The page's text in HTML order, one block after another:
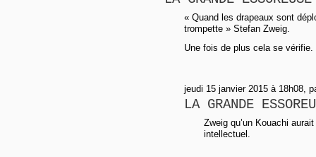
« Quand les drapeaux sont
trompette » Stefan Zweig.
Une fois de plus cela se vérifie.
jeudi 15 janvier 2015 à 18h08,
LA GRANDE
Zweig qu’un Kouachi
intellectuel.